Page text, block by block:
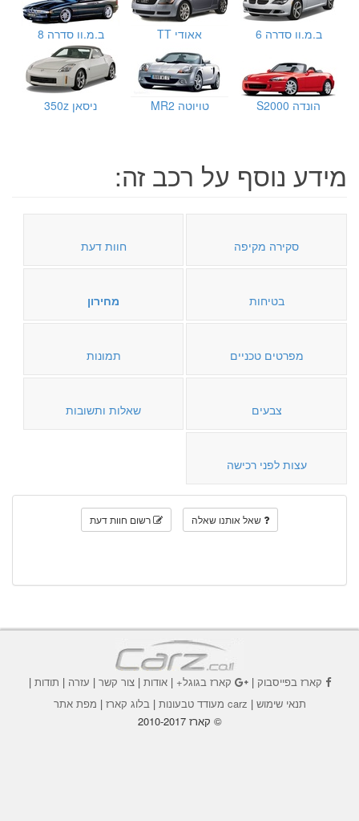
ב.מ.וו סדרה 6 אאודי TT ב.מ.וו סדרה 8
הונדה S2000 טויוטה MR2 ניסאן 350z
מידע נוסף על רכב זה:
סקירה מקיפה חוות דעת
בטיחות מחירון
מפרטים טכניים תמונות
צבעים שאלות ותשובות
עצות לפני רכישה
שאל אותנו שאלה רשום חוות דעת
קארז בפייסבוק| קארז בגוגל+|אודות |צור קשר | עזרה | תודות |
תנאי שימוש | carz מעודד טבעונות | בלוג קארז | מפת אתר
© קארז 2010-2017